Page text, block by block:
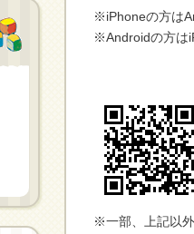
※iPhoneの方は
※Androidの方は
※一部、上記以